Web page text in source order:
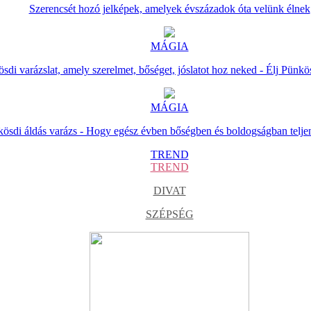
Szerencsét hozó jelképek, amelyek évszázadok óta velünk élnek
MÁGIA
varázslat, amely szerelmet, bőséget, jóslatot hoz neked - Élj
MÁGIA
áldás varázs - Hogy egész évben bőségben és boldogságban
TREND
TREND
DIVAT
SZÉPSÉG